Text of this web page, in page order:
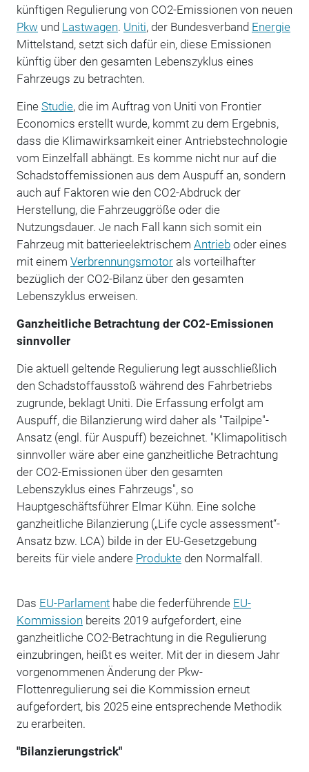
künftigen Regulierung von CO2-Emissionen von neuen
Pkw und Lastwagen. Uniti, der Bundesverband Energie
Mittelstand, setzt sich dafür ein, diese Emissionen
künftig über den gesamten Lebenszyklus eines
Fahrzeugs zu betrachten.
Eine Studie, die im Auftrag von Uniti von Frontier
Economics erstellt wurde, kommt zu dem Ergebnis,
dass die Klimawirksamkeit einer Antriebstechnologie
vom Einzelfall abhängt. Es komme nicht nur auf die
Schadstoffemissionen aus dem Auspuff an, sondern
auch auf Faktoren wie den CO2-Abdruck der
Herstellung, die Fahrzeuggröße oder die
Nutzungsdauer. Je nach Fall kann sich somit ein
Fahrzeug mit batterieelektrischem Antrieboder eines
mit einem Verbrennungsmotorals vorteilhafter
bezüglich der CO2-Bilanz über den gesamten
Lebenszyklus erweisen.
Ganzheitliche Betrachtung der CO2-Emissionen
sinnvoller
Die aktuell geltende Regulierung legt ausschließlich
den Schadstoffausstoß während des Fahrbetriebs
zugrunde, beklagt Uniti. Die Erfassung erfolgt am
Auspuff, die Bilanzierung wird daher als "Tailpipe"-
Ansatz (engl. für Auspuff) bezeichnet. "Klimapolitisch
sinnvoller wäre aber eine ganzheitliche Betrachtung
der CO2-Emissionen über den gesamten
Lebenszyklus eines Fahrzeugs", so
Hauptgeschäftsführer Elmar Kühn. Eine solche
ganzheitliche Bilanzierung („Life cycle assessment“-
Ansatz bzw. LCA) bilde in der EU-Gesetzgebung
bereits für viele andere Produkteden Normalfall.
Das EU-Parlamenthabe die federführende EU-
Kommission bereits 2019 aufgefordert, eine
ganzheitliche CO2-Betrachtung in die Regulierung
einzubringen, heißt es weiter. Mit der in diesem Jahr
vorgenommenen Änderung der Pkw-
Flottenregulierung sei die Kommission erneut
aufgefordert, bis 2025 eine entsprechende Methodik
zu erarbeiten.
"Bilanzierungstrick"